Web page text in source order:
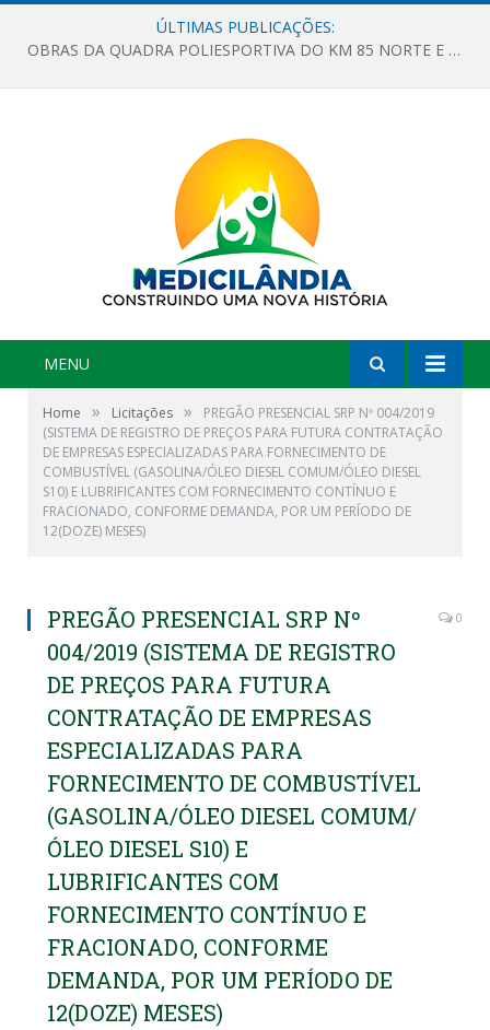
ÚLTIMAS PUBLICAÇÕES:
OBRAS DA QUADRA POLIESPORTIVA DO KM 85 NORTE E DA ESCOLA GASPAR VIANA AVANÇAM
MENU
Home » Licitações »
PREGÃO PRESENCIAL SRP Nº 004/2019
(SISTEMA DE REGISTRO DE PREÇOS PARA FUTURA CONTRATAÇÃO
DE EMPRESAS ESPECIALIZADAS PARA FORNECIMENTO DE
COMBUSTÍVEL (GASOLINA/ÓLEO DIESEL COMUM/ÓLEO DIESEL
S10) E LUBRIFICANTES COM FORNECIMENTO CONTÍNUO E
FRACIONADO, CONFORME DEMANDA, POR UM PERÍODO DE
12(DOZE) MESES)
PREGÃO PRESENCIAL SRP Nº
004/2019 (SISTEMA DE REGISTRO
DE PREÇOS PARA FUTURA
CONTRATAÇÃO DE EMPRESAS
ESPECIALIZADAS PARA
FORNECIMENTO DE COMBUSTÍVEL
(GASOLINA/ÓLEO DIESEL COMUM/
ÓLEO DIESEL S10) E
LUBRIFICANTES COM
FORNECIMENTO CONTÍNUO E
FRACIONADO, CONFORME
DEMANDA, POR UM PERÍODO DE
12(DOZE) MESES)
0